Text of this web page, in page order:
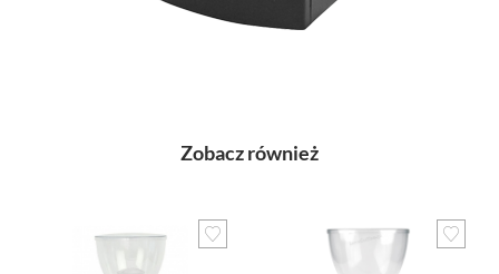
Zobacz również